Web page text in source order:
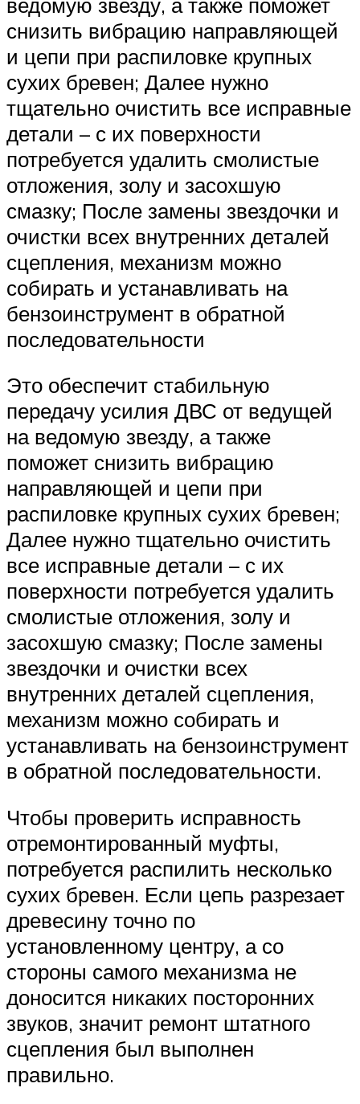
снизить вибрацию направляющей
и цепи при распиловке крупных
сухих бревен; Далее нужно
тщательно очистить все исправные
детали – с их поверхности
потребуется удалить смолистые
отложения, золу и засохшую
смазку; После замены звездочки и
очистки всех внутренних деталей
сцепления, механизм можно
собирать и устанавливать на
бензоинструмент в обратной
последовательности
Это обеспечит стабильную
передачу усилия ДВС от ведущей
на ведомую звезду, а также
поможет снизить вибрацию
направляющей и цепи при
распиловке крупных сухих бревен;
Далее нужно тщательно очистить
все исправные детали – с их
поверхности потребуется удалить
смолистые отложения, золу и
засохшую смазку; После замены
звездочки и очистки всех
внутренних деталей сцепления,
механизм можно собирать и
устанавливать на бензоинструмент
в обратной последовательности.
Чтобы проверить исправность
отремонтированный муфты,
потребуется распилить несколько
сухих бревен. Если цепь разрезает
древесину точно по
установленному центру, а со
стороны самого механизма не
доносится никаких посторонних
звуков, значит ремонт штатного
сцепления был выполнен
правильно.